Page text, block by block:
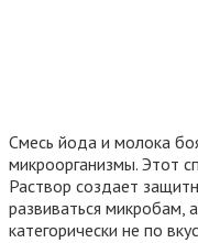
Смесь йода и молока
микроорганизмы. Этот
Раствор создает
развиваться микробам,
категорически не по